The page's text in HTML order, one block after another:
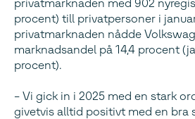
privatmarknaden med 902
procent) till privatpersoner i
privatmarknaden nådde
marknadsandel på 14,4 procent
procent).
– Vi gick in i 2025 med en stark
givetvis alltid positivt med en bra